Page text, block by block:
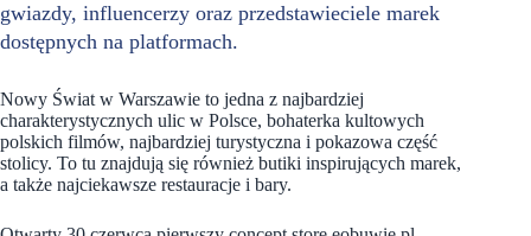
gwiazdy, influencerzy oraz przedstawieciele marek
dostępnych na platformach.
Nowy Świat w Warszawie to jedna z najbardziej
charakterystycznych ulic w Polsce, bohaterka kultowych
polskich filmów, najbardziej turystyczna i pokazowa część
stolicy. To tu znajdują się również butiki inspirujących marek,
a także najciekawsze restauracje i bary.